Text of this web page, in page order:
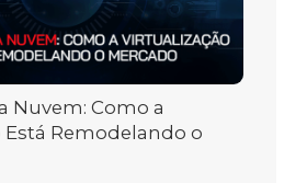
Nuvem: Como a
Remodelando o